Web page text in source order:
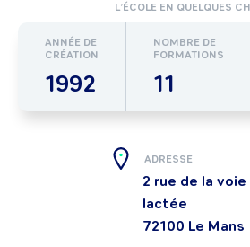
L’ÉCOLE EN QUELQUES
ANNÉE DE
CRÉATION
1992
NOMBRE DE
FORMATIONS
11
ADRESSE
2 rue de la voie
lactée
72100 Le Mans